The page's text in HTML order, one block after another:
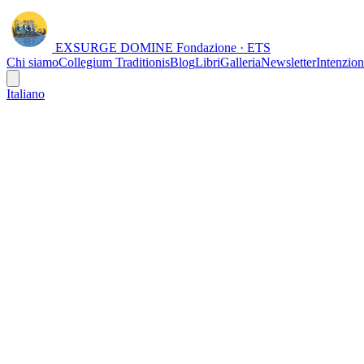
EXSURGE DOMINE Fondazione · ETS
Chi siamoCollegium TraditionisBlogLibriGalleriaNewsletter
Italiano